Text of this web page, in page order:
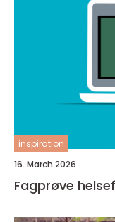
inspiration
16. March 2026